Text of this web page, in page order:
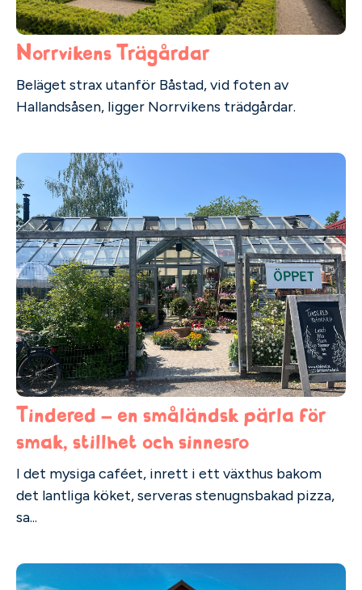
Norrvikens Trägårdar
Beläget strax utanför Båstad, vid foten av
Hallandsåsen, ligger Norrvikens trädgårdar.
Tindered – en småländsk pärla för
smak, stillhet och sinnesro
I det mysiga caféet, inrett i ett växthus bakom
det lantliga köket, serveras stenugnsbakad pizza,
sa...